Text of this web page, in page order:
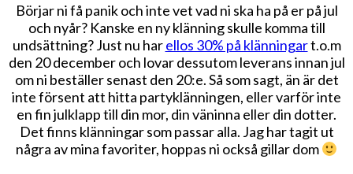
Börjar ni få panik och inte vet vad ni ska ha på er på jul
och nyår? Kanske en ny klänning skulle komma till
undsättning? Just nu harellos 30% på klänningart.o.m
den 20 december och lovar dessutom leverans innan jul
om ni beställer senast den 20:e. Så som sagt, än är det
inte försent att hitta partyklänningen, eller varför inte
en fin julklapp till din mor, din väninna eller din dotter.
Det finns klänningar som passar alla. Jag har tagit ut
några av mina favoriter, hoppas ni också gillar dom